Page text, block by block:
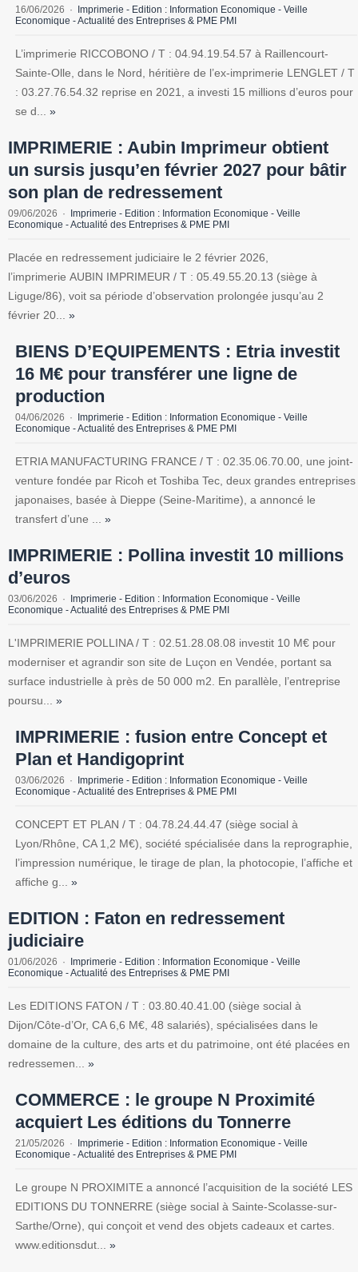
16/06/2026
Imprimerie - Edition : Information Economique - Veille
Economique - Actualité des Entreprises & PME PMI
L’imprimerie RICCOBONO / T : 04.94.19.54.57 à Raillencourt-
Sainte-Olle, dans le Nord, héritière de l’ex-imprimerie LENGLET / T
: 03.27.76.54.32 reprise en 2021, a investi 15 millions d’euros pour
se d... »
IMPRIMERIE : Aubin Imprimeur obtient
un sursis jusqu’en février 2027 pour bâtir
son plan de redressement
09/06/2026
Imprimerie - Edition : Information Economique - Veille
Economique - Actualité des Entreprises & PME PMI
Placée en redressement judiciaire le 2 février 2026,
l’imprimerie AUBIN IMPRIMEUR / T : 05.49.55.20.13 (siège à
Liguge/86), voit sa période d’observation prolongée jusqu’au 2
février 20... »
BIENS D’EQUIPEMENTS : Etria investit
16 M€ pour transférer une ligne de
production
04/06/2026
Imprimerie - Edition : Information Economique - Veille
Economique - Actualité des Entreprises & PME PMI
ETRIA MANUFACTURING FRANCE / T : 02.35.06.70.00, une joint-
venture fondée par Ricoh et Toshiba Tec, deux grandes entreprises
japonaises, basée à Dieppe (Seine-Maritime), a annoncé le
transfert d’une ... »
IMPRIMERIE : Pollina investit 10 millions
d’euros
03/06/2026
Imprimerie - Edition : Information Economique - Veille
Economique - Actualité des Entreprises & PME PMI
L'IMPRIMERIE POLLINA / T : 02.51.28.08.08 investit 10 M€ pour
moderniser et agrandir son site de Luçon en Vendée, portant sa
surface industrielle à près de 50 000 m2. En parallèle, l’entreprise
poursu... »
IMPRIMERIE : fusion entre Concept et
Plan et Handigoprint
03/06/2026
Imprimerie - Edition : Information Economique - Veille
Economique - Actualité des Entreprises & PME PMI
CONCEPT ET PLAN / T : 04.78.24.44.47 (siège social à
Lyon/Rhône, CA 1,2 M€), société spécialisée dans la reprographie,
l’impression numérique, le tirage de plan, la photocopie, l’affiche et
affiche g... »
EDITION : Faton en redressement
judiciaire
01/06/2026
Imprimerie - Edition : Information Economique - Veille
Economique - Actualité des Entreprises & PME PMI
Les EDITIONS FATON / T : 03.80.40.41.00 (siège social à
Dijon/Côte-d’Or, CA 6,6 M€, 48 salariés), spécialisées dans le
domaine de la culture, des arts et du patrimoine, ont été placées en
redressemen... »
COMMERCE : le groupe N Proximité
acquiert Les éditions du Tonnerre
21/05/2026
Imprimerie - Edition : Information Economique - Veille
Economique - Actualité des Entreprises & PME PMI
Le groupe N PROXIMITE a annoncé l’acquisition de la société LES
EDITIONS DU TONNERRE (siège social à Sainte-Scolasse-sur-
Sarthe/Orne), qui conçoit et vend des objets cadeaux et cartes.
www.editionsdut... »